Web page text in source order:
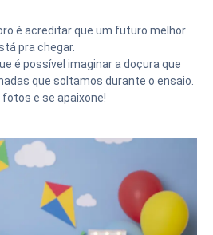
é acreditar que um futuro melhor
pra chegar.
é possível imaginar a doçura que
que soltamos durante o ensaio.
fotos e se apaixone!